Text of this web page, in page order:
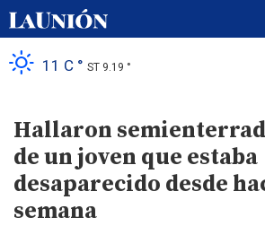
11 C ° ST 9.19 °
Hallaron
de un joven que estaba
desaparecido desde
semana